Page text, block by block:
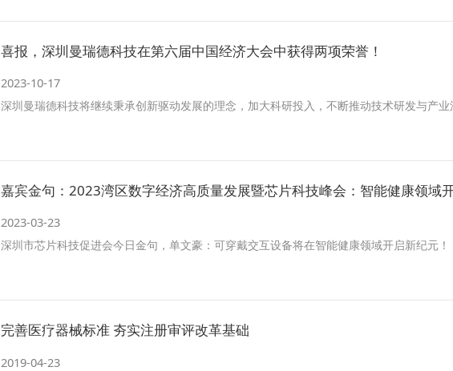
喜报，深圳曼瑞德科技在第六届中国经济大会中获得两项荣誉！
2023-10-17
深圳曼瑞德科技将继续秉承创新驱动发展的理念，加大科研投入，不断推动技术研发与产业
嘉宾金句：2023湾区数字经济高质量发展暨芯片科技峰会：智能健康领域
2023-03-23
深圳市芯片科技促进会今日金句，单文豪：可穿戴交互设备将在智能健康领域开启新纪元！
完善医疗器械标准 夯实注册审评改革基础
2019-04-23